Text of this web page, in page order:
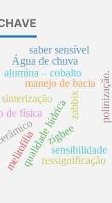
de física
qualidade hídrica
manejo de bacia
alumina – cobalto
sinterização
zigbee
zabbix
Água de chuva
ressignificação
saber sensível
sensibilidade
melitofilia
polinização.